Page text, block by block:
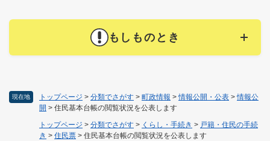
現在地 トップページ > 分類でさがす > 町政情報 >情報公開・公表 >情報公
開 > 住民基本台帳の閲覧状況を公表します
トップページ > 分類でさがす > くらし・手続き > 戸籍・住民の手続
き > 住民票 > 住民基本台帳の閲覧状況を公表します
もしものとき